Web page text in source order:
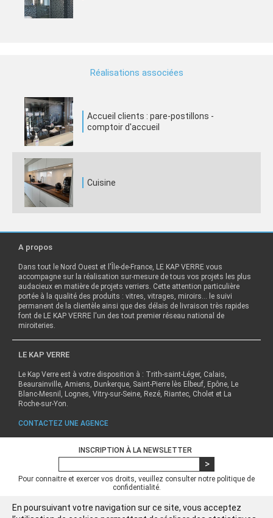
En poursuivant votre navigation sur ce site, vous acceptez
Réalisations associées
Accueil clients : pare-postillons -
comptoir d'accueil
Cuisine
A propos
Dans tout le Nord Ouest et l'Île-de-France, LE KAP VERRE vous
accompagne sur la réalisation sur-mesure de tous vos projets les plus
audacieux en matière de projets verriers. Cette attention particulière
portée à la qualité des produits : vitres, vitrages, miroirs… le suivi
permanent de la clientèle ainsi que des délais de livraison très rapides
font de LE KAP VERRE l'un des tout premier réseau national de
miroiteries.
LE KAP VERRE
Le Kap Verre est à votre disposition à : Trith-saint-Léger, Calais,
Beaurainville, Amiens, Dunkerque, Saint-Pierre lès Elbeuf, Epône, Le
Blanc-Mesnil, Lognes, Vitry-sur-Seine, Rezé, Riantec, Cholet et La
Roche-sur-Yon.
CONTACTEZ UNE AGENCE
INSCRIPTION À LA NEWSLETTER
Pour connaitre et exercer vos droits, veuillez consulter notre politique de
confidentialité.